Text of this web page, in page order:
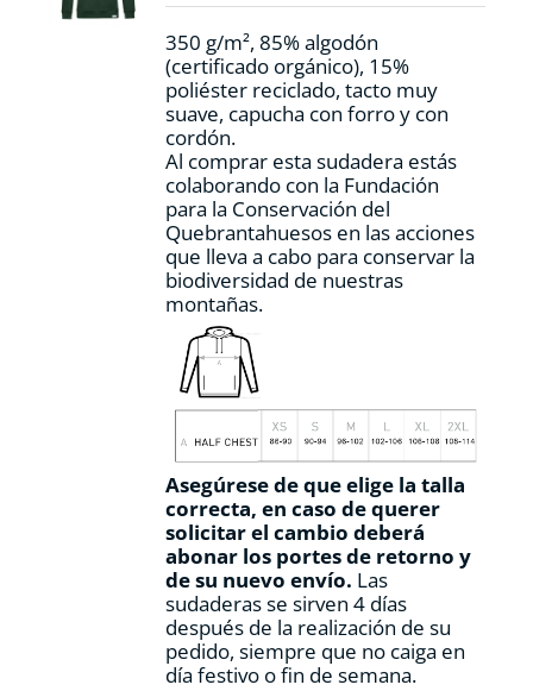
página
de
producto
350 g/m², 85% algodón
(certificado orgánico), 15%
poliéster reciclado, tacto muy
suave, capucha con forro y con
cordón.
Al comprar esta sudadera estás
colaborando con la Fundación
para la Conservación del
Quebrantahuesos en las acciones
que lleva a cabo para conservar la
biodiversidad de nuestras
montañas.
Asegúrese de que elige la talla
correcta, en caso de querer
solicitar el cambio deberá
abonar los portes de retorno y
de su nuevo envío. Las
sudaderas se sirven 4 días
después de la realización de su
pedido, siempre que no caiga en
día festivo o fin de semana.